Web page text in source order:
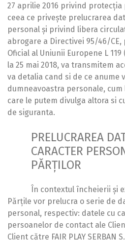
27 aprilie 2016 privind
ceea ce privește prelucrarea
personal și privind libera
abrogare a Directivei 95/46/
Oficial al Uniunii Europene L
la 25 mai 2018, va transmitem
va detalia cand si de ce anume
dumneavoastra personale,
care le putem divulga altora si
de siguranta.
PRELUCRAREA
CARACTER
PĂRȚILOR
În contextul încheierii și
Părțile vor prelucra o serie de
personal, respectiv: datele cu
persoanelor de contact ale
Client către FAIR PLAY SERBAN